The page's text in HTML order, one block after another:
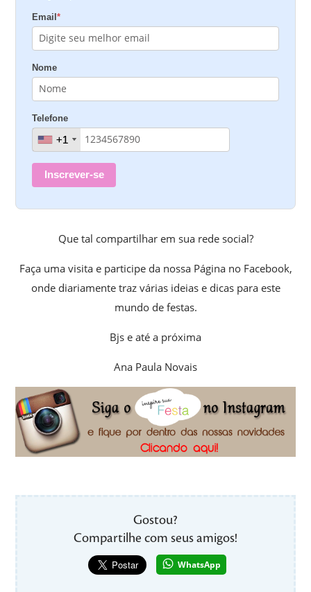
Email*
Nome
Telefone
+1
+1
Inscrever-se
Que tal compartilhar em sua rede social?
Faça uma visita e participe da nossa Página no Facebook,
onde diariamente traz várias ideias e dicas para este
mundo de festas.
Bjs e até a próxima
Ana Paula Novais
Gostou?
Compartilhe com seus amigos!
WhatsApp